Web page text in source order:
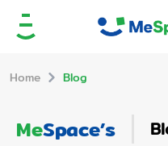
Home Blog
MeSpace’s